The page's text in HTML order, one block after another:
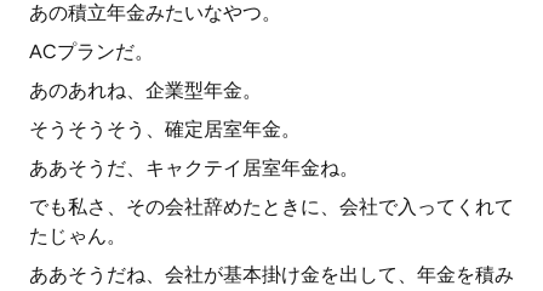
あの積立年金みたいなやつ。
ACプランだ。
あのあれね、企業型年金。
そうそうそう、確定居室年金。
ああそうだ、キャクテイ居室年金ね。
でも私さ、その会社辞めたときに、会社で入ってくれて
たじゃん。
ああそうだね、会社が基本掛け金を出して、年金を積み